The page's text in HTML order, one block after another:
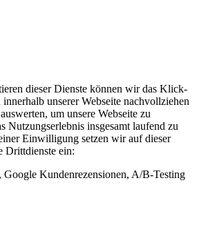
dieser Dienste können wir das Klick-
unserer Webseite nachvollziehen
um unsere Webseite zu
Nutzungserlebnis insgesamt laufend zu
Einwilligung setzen wir auf dieser
Drittdienste ein:
Kundenrezensionen, A/B-Testing